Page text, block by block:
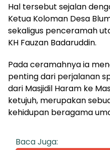
Hal tersebut sejalan
Ketua Koloman Desa
sekaligus penceramah
KH Fauzan Badaruddin.
Pada ceramahnya ia
penting dari perjalanan
dari Masjidil Haram ke
ketujuh, merupakan
kehidupan beragama
Baca Juga: